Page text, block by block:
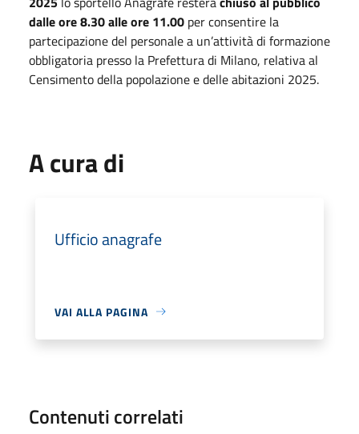
dalle ore 8.30 alle ore 11.00 per consentire la
partecipazione del personale a un’attività di formazione
obbligatoria presso la Prefettura di Milano, relativa al
Censimento della popolazione e delle abitazioni 2025.
A cura di
Ufficio anagrafe
VAI ALLA PAGINA
Contenuti correlati